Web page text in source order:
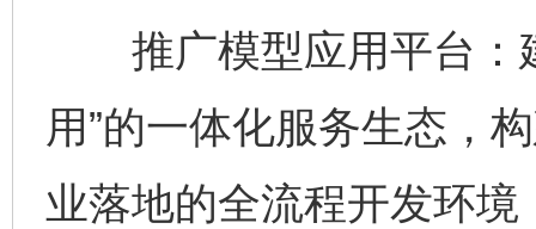
推广模型应用平台：
用”的一体化服务生态，
业落地的全流程开发环